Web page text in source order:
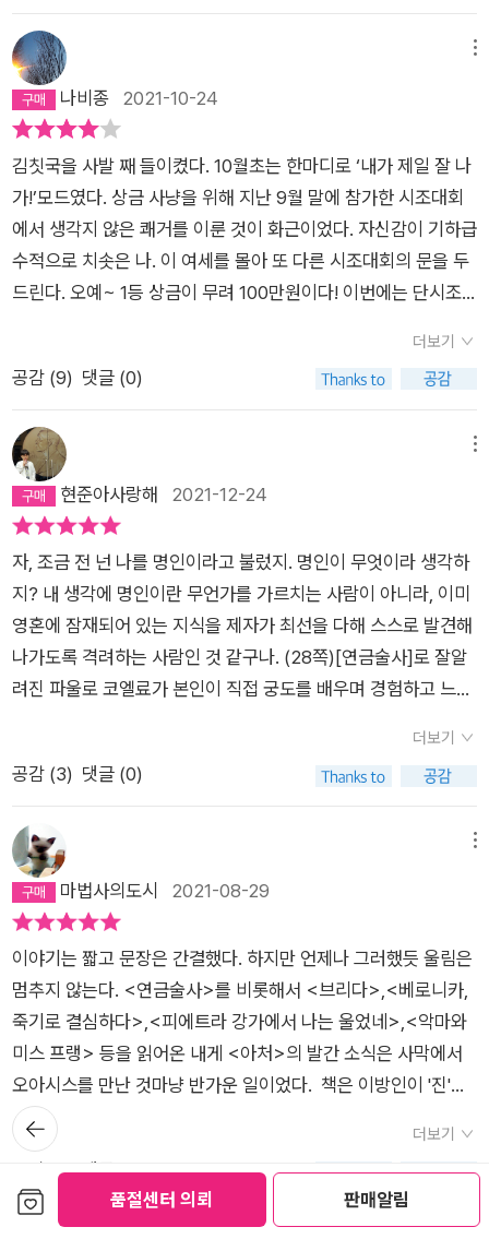
품절센터 의뢰 판매알림
나비종 2021-10-24
김칫국을 사발 째 들이켰다. 10월초는 한마디로 ‘내가 제일 잘 나
가!’모드였다. 상금 사냥을 위해 지난 9월 말에 참가한 시조대회
에서 생각지 않은 쾌거를 이룬 것이 화근이었다. 자신감이 기하급
수적으로 치솟은 나. 이 여세를 몰아 또 다른 시조대회의 문을 두
드린다. 오예~ 1등 상금이 무려 100만원이다! 이번에는 단시조
들은 읽고 또 읽어도 너무도 뛰어난 수작이므로 우편접수 후 결과
를 기다리는 동안 풍부한 상상력으로 상금을 어디에 쓸 건지 궁리
흐윽.주최 측의 홈페이지에 게시된 당선자들의 명단을 두어 번 훑
었다. 없다는 걸 알면서도 계속 보게 되는 마음을 이해하는가. 가
장 마지막 줄에서조차 나의 이름이 없다는 사실이 심장의 과녁을
오만방자해진 나는 나만의 과녁을 만들어놓고 화살이 명중했다
며 좋아라했던 거다. 주최한 사람들이 설정한 과녁이 저만치에 있
었는지도 모르고. 내 삶에서 일어난 작은 해프닝은 이런 방식으
로 ‘겸손’이라는 삶의 자세를 교훈으로 남겨주었다. 지금은 커피
숍. 퇴근 후의 나는 다시 겸허한 마음으로 열심히 글을 쓰는 중이
다. 소설의 제목 『아처』는 ‘궁사’를 의미한다. 전개되는 서사는 단
순하다. 활과 화살과 표적을 중심으로 궁사가 갖춰야 할 자세를
에 담을만한 작품이다. 독자에 따라서는 얼핏 식상하다는 느낌을
받을 수도 있겠다싶다. 나에게는 적절한 시기에 적절한 도움을 주
었던 책이다.궁도처럼 행위에 정신적인 영향력이 깃든 영역은 활
을 쏘는 데 뿐 아니라 삶의 전반에 관련 태도가 적용될 수 있다.
파울로 코엘료가 의도한 바도 아마도 그러하리라. 활은 화살을 날
리기 위한 도구이니 능력을 발휘하는 몸, 화살은 세상을 향해 날
아가니 실제로 이루어지는 행동, 표적은 화살이 날아가는 방향을
결정하니 수시로 세우는 목표에 비유된다.작가의 문장을 읽으면
서 소설 밖에서 나의 서사를 펼쳐갔다. 내가 하고 싶은 일, 그 일
에 대한 열정과 실천, 주변 사람들, 그들과의 관계, 삶을 살아가는
태도, 삶을 바라보는 시선 등을. 문장 하나하나를 지나면서 나와
주변을 둘러보았다. 두께에 비해 읽는 데 걸린 시간의 가성비는
놀라울 정도로 말이 되지 않았다. 한 페이지 앞에서 30분 이상 머
더보기
공감 (9) 댓글 (0)
현준아사랑해 2021-12-24
자, 조금 전 넌 나를 명인이라고 불렀지. 명인이 무엇이라 생각하
지? 내 생각에 명인이란 무언가를 가르치는 사람이 아니라, 이미
영혼에 잠재되어 있는 지식을 제자가 최선을 다해 스스로 발견해
나가도록 격려하는 사람인 것 같구나. (28쪽)[연금술사]로 잘알
려진 파울로 코엘료가 본인이 직접 궁도를 배우며 경험하고 느꼈
니다. 책이 정말 ‘작고 얇다‘ 였습니다. 어느날 소년 앞에 이방인
이 활의 명인 진을 찾아왔다며 그에게 데려다 달라고 합니다. 이
전설이라는 사실이 믿기지 않는 소년과 오랜 수련의 끝에 완벽해
진 자신의 실력을 검증 받기를 원하는 이방인은 집 뒤편 목공 작
업실에서 탁자의 다리를 달고 있을 진을 만나게 됩니다.진은 자신
궁술 실력 검증에 나서고 그가 스스로 자신 안에 있는 지식들을
발견할 수 있는 조언을 행동으로 보여줍니다. 활쏘기를 생각하면
일반인들은 표적에 명중하는 것에만 관심이 있습니다. 올림픽 경
기중 하나인 양궁을 지켜보며 표적의 정중앙 10점에 화살이 꽂히
는 순간만을 집중하곤 합니다. 하지만 궁술은 활이라는 도구와 화
살, 그리고 활을 쏘는 사람이 있어야만 가능합니다. 그리고 활시
위를 떠난 화살이 가는 방향에 표적이 있어야 하고 그 중앙을 명
중 시키는 것은 이후의 일입니다.[아처]엔 진이라는 이름의 작가
파울로 코엘료가 우리에게 활을 쏘는 법을 가르쳐 주는 동시에 인
더보기
공감 (3) 댓글 (0)
마법사의도시 2021-08-29
이야기는 짧고 문장은 간결했다. 하지만 언제나 그러했듯 울림은
멈추지 않는다. <연금술사>를 비롯해서 <브리다>,<베로니카,
죽기로 결심하다>,<피에트라 강가에서 나는 울었네>,<악마와
미스 프랭> 등을 읽어온 내게 <아처>의 발간 소식은 사막에서
오아시스를 만난 것마냥 반가운 일이었다. ​ 책은 이방인이 '진'을
찾아 오면서부터 시작된다. 소년은 이방인을 진의 목공 작업실로
데려갔고 그곳에서 목수인 '진'이 사실은 '위대한 명궁'이었음을
알게 된다. 자신의 뛰어난 궁술을 보여주고 싶어 찾아온 이방인은
진과 활쏘기를 한 후에야 자신이 아직 정신을 다스리는 법에 이르
더보기
공감 ( 0)댓글 (0)
뒤로가
기